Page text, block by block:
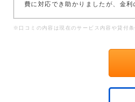
費に対応でき助かりましたが、金
※口コミの内容は現在のサービス内容や貸付条